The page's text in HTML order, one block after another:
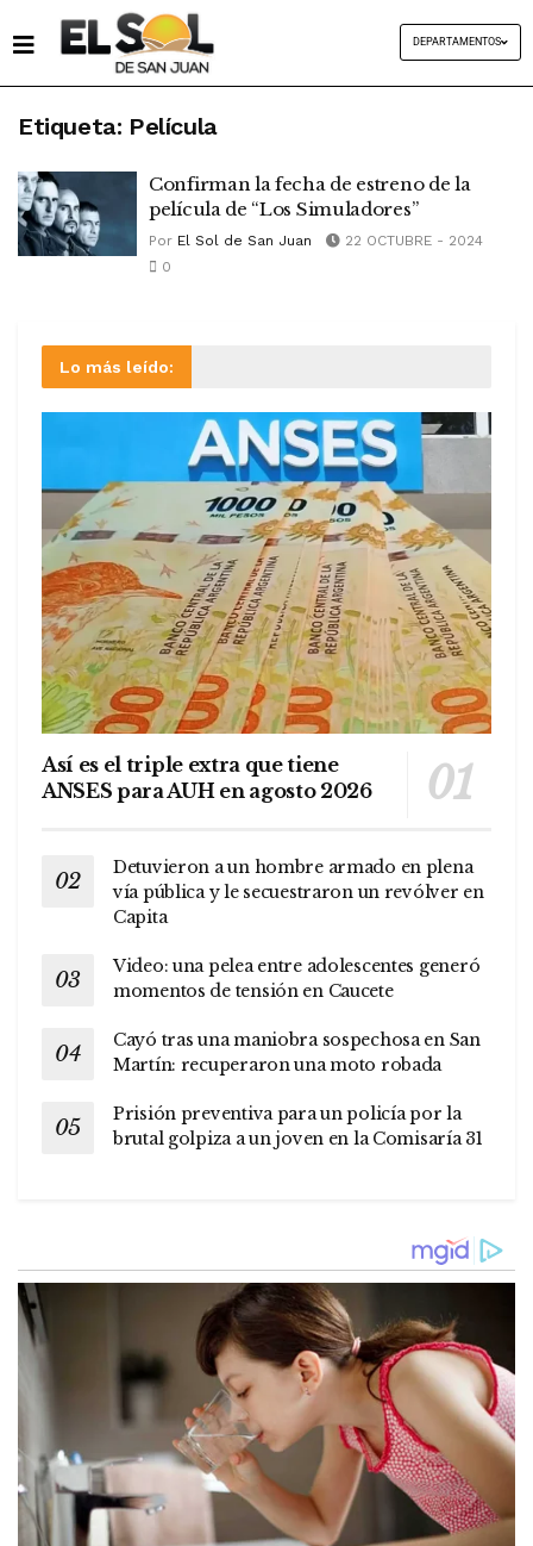
DEPARTAMENTOS
Etiqueta: Película
Confirman la fecha de estreno de la
película de “Los Simuladores”
Por El Sol de San Juan
22 OCTUBRE - 2024
0
Lo más leído:
Así es el triple extra que tiene
ANSES para AUH en agosto 2026
Detuvieron a un hombre armado en plena
vía pública y le secuestraron un revólver en
Capita
Video: una pelea entre adolescentes generó
momentos de tensión en Caucete
Cayó tras una maniobra sospechosa en San
Martín: recuperaron una moto robada
Prisión preventiva para un policía por la
brutal golpiza a un joven en la Comisaría 31